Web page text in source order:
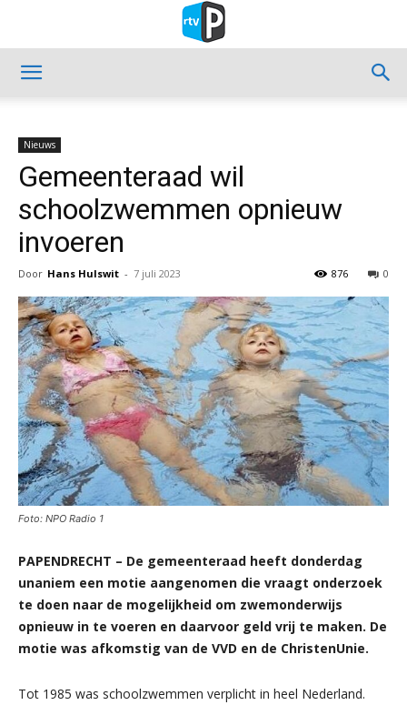
Nieuws
Gemeenteraad wil
schoolzwemmen opnieuw
invoeren
Door Hans Hulswit - 7 juli 2023 0
876
Foto: NPO Radio 1
PAPENDRECHT – De gemeenteraad heeft donderdag
unaniem een motie aangenomen die vraagt onderzoek
te doen naar de mogelijkheid om zwemonderwijs
opnieuw in te voeren en daarvoor geld vrij te maken. De
motie was afkomstig van de VVD en de ChristenUnie.
Tot 1985 was schoolzwemmen verplicht in heel Nederland.